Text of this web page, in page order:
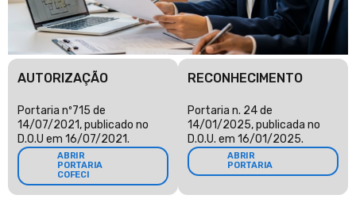
AUTORIZAÇÃO
Portaria nº715 de
14/07/2021, publicado no
D.O.U em 16/07/2021.
ABRIR
PORTARIA
COFECI
RECONHECIMENTO
Portaria n. 24 de
14/01/2025, publicada no
D.O.U. em 16/01/2025.
ABRIR
PORTARIA